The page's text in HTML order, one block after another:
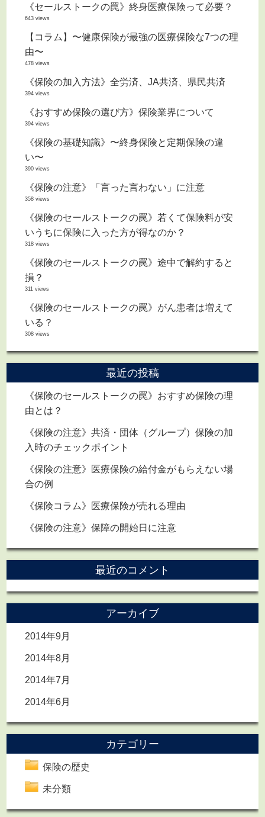
《セールストークの罠》終身医療保険って必要？
643 views
【コラム】〜健康保険が最強の医療保険な7つの理
由〜
478 views
《保険の加入方法》全労済、JA共済、県民共済
394 views
《おすすめ保険の選び方》保険業界について
394 views
《保険の基礎知識》〜終身保険と定期保険の違
い〜
390 views
《保険の注意》「言った言わない」に注意
358 views
《保険のセールストークの罠》若くて保険料が安
いうちに保険に入った方が得なのか？
318 views
《保険のセールストークの罠》途中で解約すると
損？
311 views
《保険のセールストークの罠》がん患者は増えて
いる？
308 views
最近の投稿
《保険のセールストークの罠》おすすめ保険の理
由とは？
《保険の注意》共済・団体（グループ）保険の加
入時のチェックポイント
《保険の注意》医療保険の給付金がもらえない場
合の例
《保険コラム》医療保険が売れる理由
《保険の注意》保障の開始日に注意
最近のコメント
アーカイブ
2014年9月
2014年8月
2014年7月
2014年6月
カテゴリー
保険の歴史
未分類